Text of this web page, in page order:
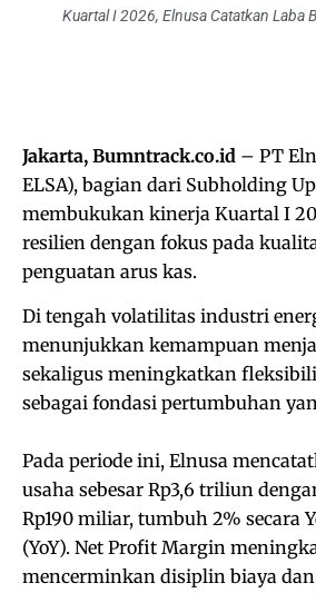
Kuartal I 2026, Elnusa Catatkan Laba
Jakarta, Bumntrack.co.id – PT
ELSA), bagian dari Subholding
membukukan kinerja Kuartal I
resilien dengan fokus pada
penguatan arus kas.
Di tengah volatilitas industri
menunjukkan kemampuan
sekaligus meningkatkan
sebagai fondasi pertumbuhan
Pada periode ini, Elnusa
usaha sebesar Rp3,6 triliun
Rp190 miliar, tumbuh 2% secara
(YoY). Net Profit Margin
mencerminkan disiplin biaya